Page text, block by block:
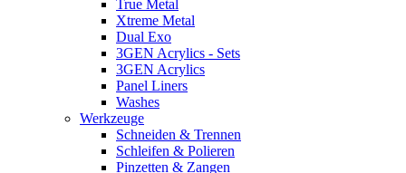
True Metal
Xtreme Metal
Dual Exo
3GEN Acrylics - Sets
3GEN Acrylics
Panel Liners
Washes
Werkzeuge
Schneiden & Trennen
Schleifen & Polieren
Pinzetten & Zangen